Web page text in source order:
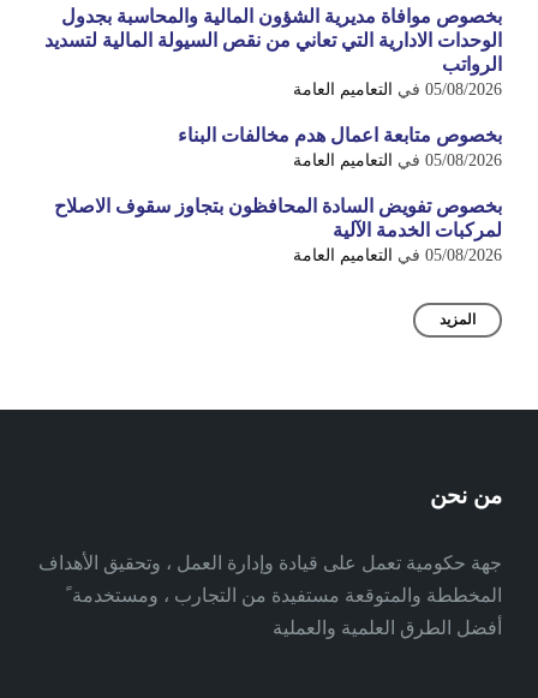
بخصوص موافاة مديرية الشؤون المالية والمحاسبة بجدول
الوحدات الادارية التي تعاني من نقص السيولة المالية لتسديد
الرواتب
05/08/2026 في التعاميم العامة
بخصوص متابعة اعمال هدم مخالفات البناء
05/08/2026 في التعاميم العامة
بخصوص تفويض السادة المحافظون بتجاوز سقوف الاصلاح
لمركبات الخدمة الآلية
05/08/2026 في التعاميم العامة
المزيد
من نحن
جهة حكومية تعمل على قيادة وإدارة العمل ، وتحقيق الأهداف
المخططة والمتوقعة مستفيدة من التجارب ، ومستخدمة ً
أفضل الطرق العلمية والعملية